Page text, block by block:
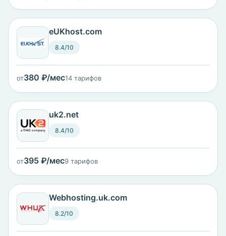
eUKhost.com
8.4/10
от380 ₽/мес14 тарифов
uk2.net
8.4/10
от395 ₽/мес9 тарифов
Webhosting.uk.com
8.2/10